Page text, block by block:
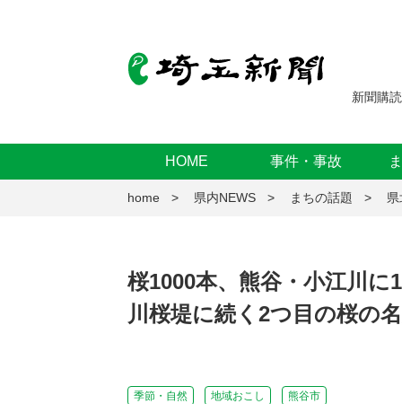
新聞購読
HOME 事件・事故
home 県内NEWS まちの話題
桜1000本、熊谷・小江川
川桜堤に続く2つ目の桜の
季節・自然 地域おこし 熊谷市